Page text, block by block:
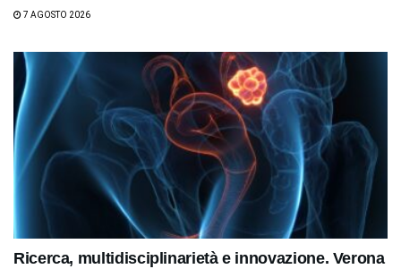
7 AGOSTO 2026
Ricerca, multidisciplinarietà e innovazione. Verona